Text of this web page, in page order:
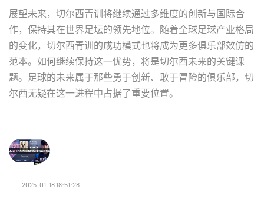
展望未来，切尔西青训将继续通过多维度的创新与国际合
作，保持其在世界足坛的领先地位。随着全球足球产业格局
的变化，切尔西青训的成功模式也将成为更多俱乐部效仿的
范本。如何继续保持这一优势，将是切尔西未来的关键课
题。足球的未来属于那些勇于创新、敢于冒险的俱乐部，切
尔西无疑在这一进程中占据了重要位置。
2025-01-18 18:51:28